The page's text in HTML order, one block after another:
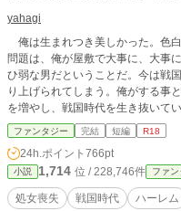
yahagi
俺は生まれつき美しかった。色
問題は、俺が屋敷で大事に、大事
ひ弱な男だということだ。今は戦
り上げられてしまう。俺がする事
を増やし、戦国時代を生き抜いて
す。
ファンタジー 完結 短編 R18
24h.ポイント 766pt
小説 1,714 位 / 228,746件 ファン
処女喪失 戦国時代 ハーレム